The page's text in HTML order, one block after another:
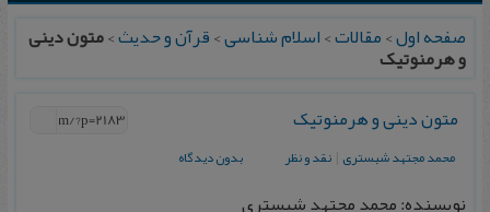
صفحه اول>مقالات>اسلام شناسی>قرآن و حدیث>متون دینی
و هرمنوتیک
متون دینی و هرمنوتیک
محمد مجتهد شبستری |نقد و نظر بدون دیدگاه
نویسنده: محمد مجتهد شبستری